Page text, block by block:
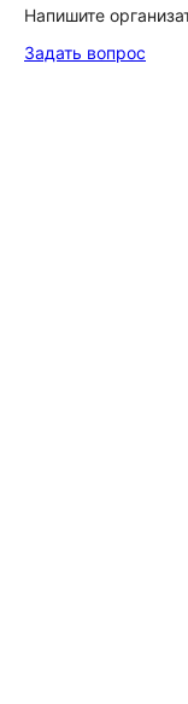
Напишите
Задать вопрос